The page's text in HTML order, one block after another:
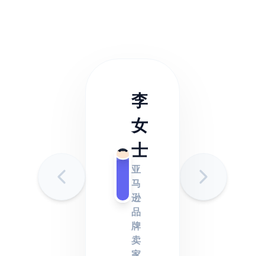
李
女
士
亚
马
逊
品
牌
卖